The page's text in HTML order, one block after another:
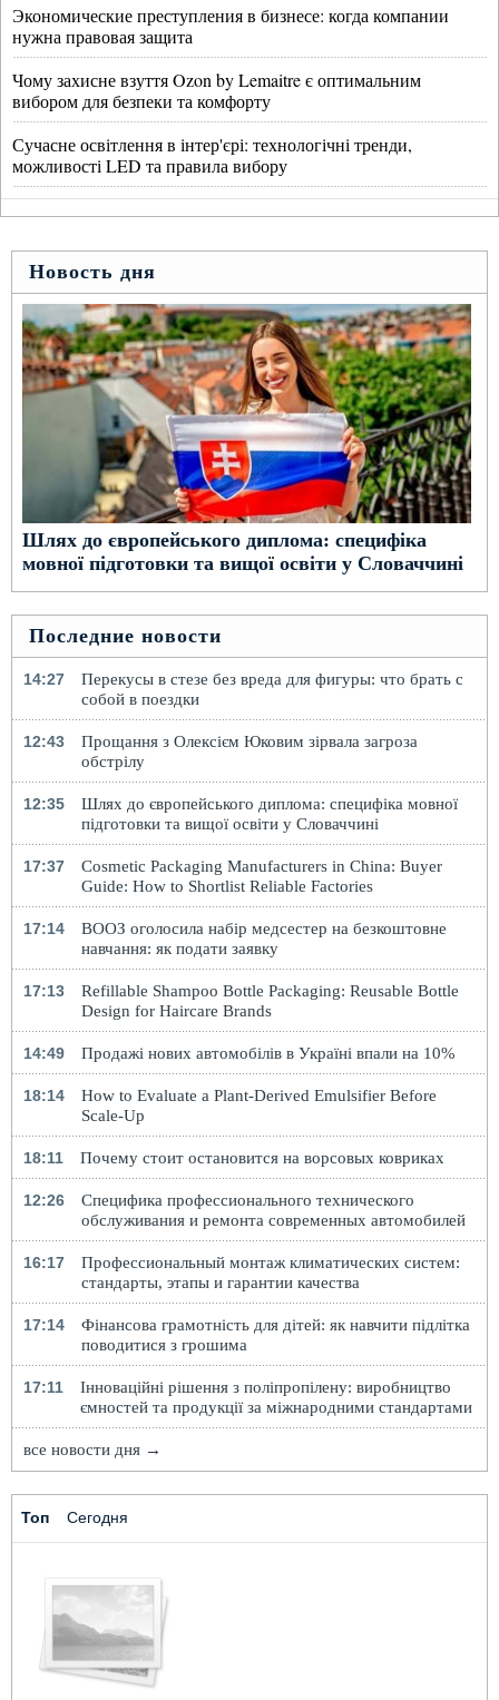
Экономические преступления в бизнесе: когда компании
нужна правовая защита
Чому захисне взуття Ozon by Lemaitre є оптимальним
вибором для безпеки та комфорту
Сучасне освітлення в інтер'єрі: технологічні тренди,
можливості LED та правила вибору
Новость дня
Шлях до європейського диплома: специфіка
мовної підготовки та вищої освіти у Словаччині
Последние новости
14:27
Перекусы в стезе без вреда для фигуры: что брать с
собой в поездки
12:43
Прощання з Олексієм Юковим зірвала загроза
обстрілу
12:35
Шлях до європейського диплома: специфіка мовної
підготовки та вищої освіти у Словаччині
17:37
Cosmetic Packaging Manufacturers in China: Buyer
Guide: How to Shortlist Reliable Factories
17:14
ВООЗ оголосила набір медсестер на безкоштовне
навчання: як подати заявку
17:13
Refillable Shampoo Bottle Packaging: Reusable Bottle
Design for Haircare Brands
14:49 Продажі нових автомобілів в Україні впали на 10%
18:14
How to Evaluate a Plant-Derived Emulsifier Before
Scale-Up
18:11 Почему стоит остановится на ворсовых ковриках
12:26
Специфика профессионального технического
обслуживания и ремонта современных автомобилей
16:17
Профессиональный монтаж климатических систем:
стандарты, этапы и гарантии качества
17:14
Фінансова грамотність для дітей: як навчити підлітка
поводитися з грошима
17:11
Інноваційні рішення з поліпропілену: виробництво
ємностей та продукції за міжнародними стандартами
все новости дня →
Топ Сегодня